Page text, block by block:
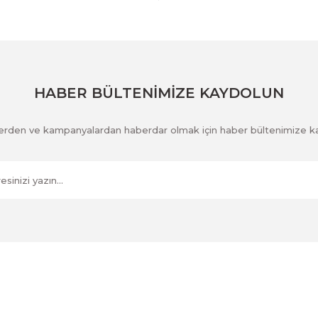
HABER BÜLTENİMİZE KAYDOLUN
ve kampanyalardan haberdar olmak için haber bültenimize